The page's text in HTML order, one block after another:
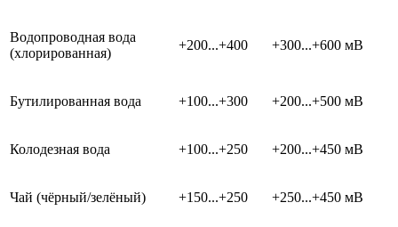
Водопроводная вода
(хлорированная)
+200...+400 +300...+600 мВ
Бутилированная вода +100...+300 +200...+500 мВ
Колодезная вода +100...+250 +200...+450 мВ
Чай (чёрный/зелёный) +150...+250 +250...+450 мВ